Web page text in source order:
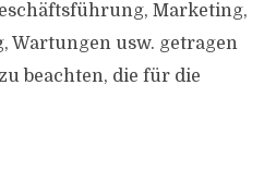
Marketing,
Wartungen usw. getragen
beachten, die für die